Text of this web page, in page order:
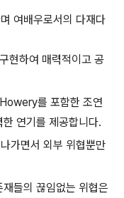
여배우로서의 다재다
현하여 매력적이고 공
를 포함한 조연
연기를 제공합니다.
가면서 외부 위협뿐만
들의 끊임없는 위협은